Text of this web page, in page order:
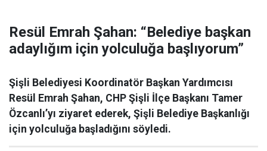
Resül Emrah Şahan: “Belediye başkan
adaylığım için yolculuğa başlıyorum”
Şişli Belediyesi Koordinatör Başkan Yardımcısı
Resül Emrah Şahan, CHP Şişli İlçe Başkanı Tamer
Özcanlı’yı ziyaret ederek, Şişli Belediye Başkanlığı
için yolculuğa başladığını söyledi.